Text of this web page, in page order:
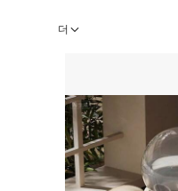
더